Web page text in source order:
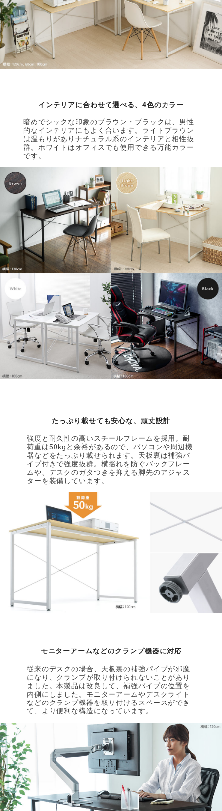
インテリアに合わせて選べる、4色のカラー
暗めでシックな印象のブラウン・ブラックは、男性
的なインテリアにもよく合います。ライトブラウン
は温もりがありナチュラル系のインテリアと相性抜
群。ホワイトはオフィスでも使用できる万能カラー
です。
たっぷり載せても安心な、頑丈設計
強度と耐久性の高いスチールフレームを採用。耐
荷重は50kgと余裕があるので、パソコンや周辺機
器などをたっぷり載せられます。天板裏は補強パ
イプ付きで強度抜群。横揺れを防ぐバックフレー
ムや、デスクのガタつきを抑える脚先のアジャス
ターを装備しています。
モニターアームなどのクランプ機器に対応
従来のデスクの場合、天板裏の補強パイプが邪魔
になり、クランプが取り付けられないことがあり
ました。本製品は改良して、補強パイプの位置を
内側にしました。モニターアームやデスクライト
などのクランプ機器を取り付けるスペースができ
て、より便利な構造になっています。